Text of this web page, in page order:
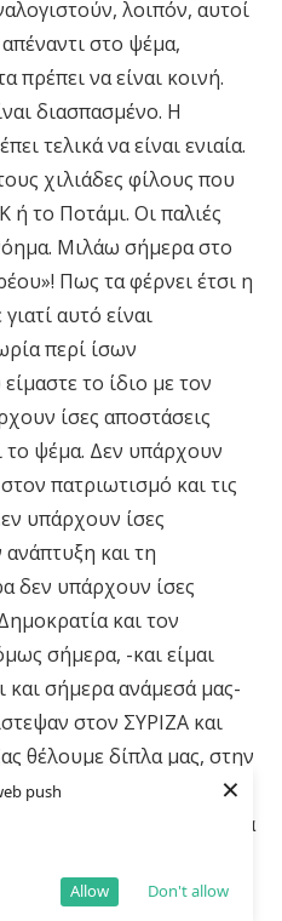
push
Don't allow
Allow
×
λοιπόν, αυτοί
στο ψέμα,
πρέπει να είναι κοινή.
διασπασμένο. Η
τελικά να είναι ενιαία.
χιλιάδες φίλους που
το Ποτάμι. Οι παλιές
Μιλάω σήμερα στο
Πως τα φέρνει έτσι η
αυτό είναι
περί ίσων
το ίδιο με τον
ίσες αποστάσεις
το ψέμα. Δεν υπάρχουν
πατριωτισμό και τις
υπάρχουν ίσες
και τη
δεν υπάρχουν ίσες
και τον
σήμερα, -και είμαι
και σήμερα ανάμεσά μας-
στον ΣΥΡΙΖΑ και
θέλουμε δίπλα μας, στην
τη ζωή των
μια κανονική χώρα. Όχι να
να προσαρμοστούμε
που να ενσωματώνει τα